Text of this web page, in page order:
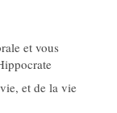
et vous
et de la vie